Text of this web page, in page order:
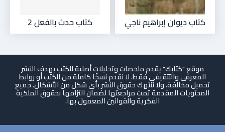
كتاب ديوان إبراهيم ناجي كتاب حدث بالفعل 2
موقع "كتابك" يقدم ملخصات وتحليلات أصلية للكتب بهدف النشر
المعرفي والتثقيفي فقط. لا نقدم نسخًا كاملة من الكتب أو روابط
تحميل مخالفة، ولا ننتهك حقوق النشر بأي شكل من الأشكال. جميع
المحتويات المقدمة تمت مراجعتها لضمان التزامها بحقوق الملكية
الفكرية والقوانين المعمول بها.